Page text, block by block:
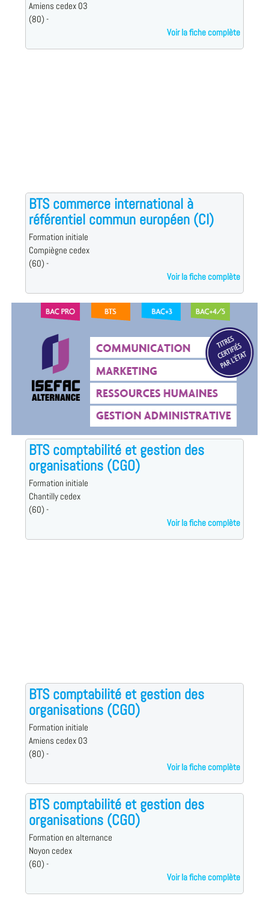
Amiens cedex 03
(80) -
Voir la fiche complète
BTS commerce international à
référentiel commun européen (CI)
Formation initiale
Compiègne cedex
(60) -
Voir la fiche complète
BTS comptabilité et gestion des
organisations (CGO)
Formation initiale
Chantilly cedex
(60) -
Voir la fiche complète
BTS comptabilité et gestion des
organisations (CGO)
Formation initiale
Amiens cedex 03
(80) -
Voir la fiche complète
BTS comptabilité et gestion des
organisations (CGO)
Formation en alternance
Noyon cedex
(60) -
Voir la fiche complète